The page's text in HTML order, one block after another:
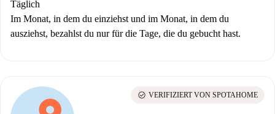
Täglich
Im Monat, in dem du einziehst und im Monat, in dem du
ausziehst, bezahlst du nur für die Tage, die du gebucht hast.
check_circle VERIFIZIERT VON SPOTAHOME